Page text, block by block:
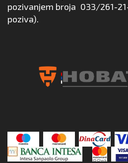
pozivanjem broja 033/261-
poziva).